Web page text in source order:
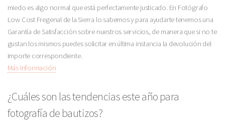
miedo es algo normal que está perfectamente justicado. En Fotógrafo
Low Cost Fregenal de la Sierra lo sabemos y para ayudarte tenemos una
Garantía de Satisfacción sobre nuestros servicios, de manera que si no te
gustan los mismos puedes solicitar en última instancia la devolución del
importe correspondiente.
Más Información
¿Cuáles son las tendencias este año para
fotografía de bautizos?